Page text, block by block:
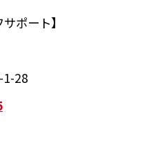
ポート】
1-28